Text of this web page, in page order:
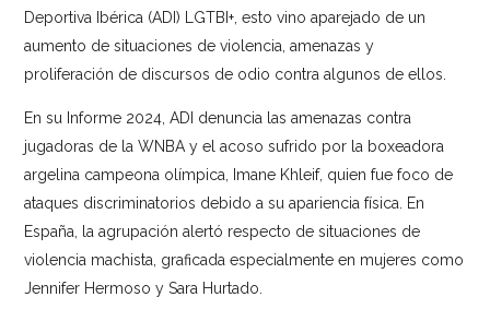
Deportiva Ibérica (ADI) LGTBI+, esto vino aparejado de un
aumento de situaciones de violencia, amenazas y
proliferación de discursos de odio contra algunos de ellos.
En su Informe 2024 , ADI denuncia las amenazas contra
jugadoras de la WNBA y el acoso sufrido por la boxeadora
argelina campeona olímpica, Imane Khleif, quien fue foco de
ataques discriminatorios debido a su apariencia física. En
España, la agrupación alertó respecto de situaciones de
violencia machista, graficada especialmente en mujeres como
Jennifer Hermoso y Sara Hurtado.